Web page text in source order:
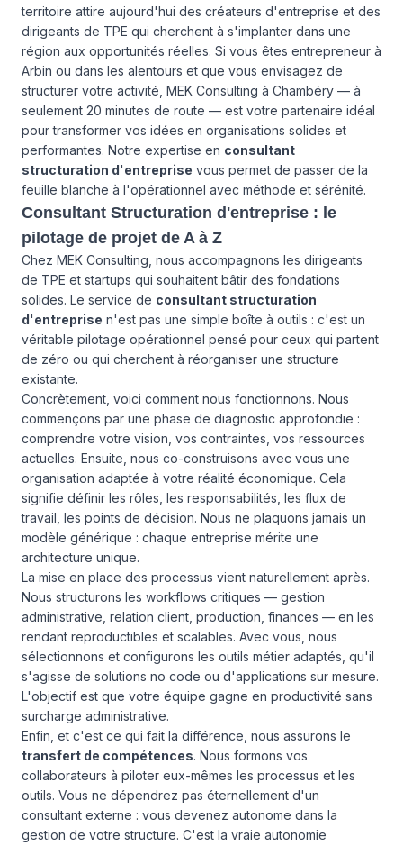
territoire attire aujourd'hui des créateurs d'entreprise et des
dirigeants de TPE qui cherchent à s'implanter dans une
région aux opportunités réelles. Si vous êtes entrepreneur à
Arbin ou dans les alentours et que vous envisagez de
structurer votre activité, MEK Consulting à Chambéry — à
seulement 20 minutes de route — est votre partenaire idéal
pour transformer vos idées en organisations solides et
performantes. Notre expertise en consultant
structuration d'entreprise vous permet de passer de la
feuille blanche à l'opérationnel avec méthode et sérénité.
Consultant Structuration d'entreprise : le
pilotage de projet de A à Z
Chez MEK Consulting, nous accompagnons les dirigeants
de TPE et startups qui souhaitent bâtir des fondations
solides. Le service de consultant structuration
d'entreprise n'est pas une simple boîte à outils : c'est un
véritable pilotage opérationnel pensé pour ceux qui partent
de zéro ou qui cherchent à réorganiser une structure
existante.
Concrètement, voici comment nous fonctionnons. Nous
commençons par une phase de diagnostic approfondie :
comprendre votre vision, vos contraintes, vos ressources
actuelles. Ensuite, nous co-construisons avec vous une
organisation adaptée à votre réalité économique. Cela
signifie définir les rôles, les responsabilités, les flux de
travail, les points de décision. Nous ne plaquons jamais un
modèle générique : chaque entreprise mérite une
architecture unique.
La mise en place des processus vient naturellement après.
Nous structurons les workflows critiques — gestion
administrative, relation client, production, finances — en les
rendant reproductibles et scalables. Avec vous, nous
sélectionnons et configurons les outils métier adaptés, qu'il
s'agisse de solutions no code ou d'applications sur mesure.
L'objectif est que votre équipe gagne en productivité sans
surcharge administrative.
Enfin, et c'est ce qui fait la différence, nous assurons le
transfert de compétences. Nous formons vos
collaborateurs à piloter eux-mêmes les processus et les
outils. Vous ne dépendrez pas éternellement d'un
consultant externe : vous devenez autonome dans la
gestion de votre structure. C'est la vraie autonomie